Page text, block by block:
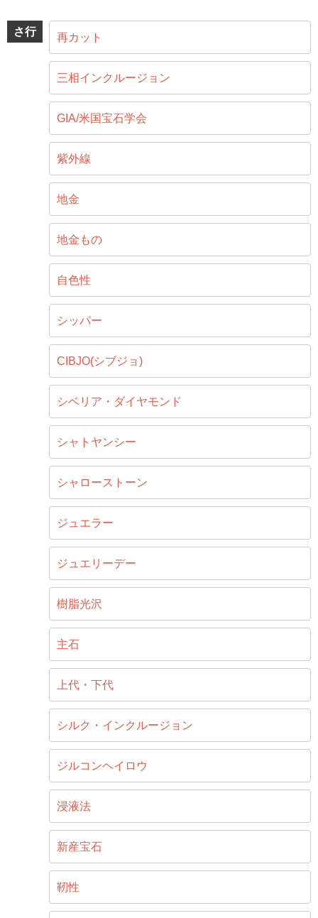
さ行 再カット
三相インクルージョン
GIA/米国宝石学会
紫外線
地金
地金もの
自色性
シッパー
CIBJO(シブジョ)
シベリア・ダイヤモンド
シャトヤンシー
シャローストーン
ジュエラー
ジュエリーデー
樹脂光沢
主石
上代・下代
シルク・インクルージョン
ジルコンヘイロウ
浸液法
新産宝石
靭性